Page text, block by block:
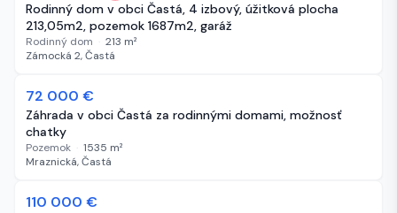
Rodinný dom v obci Častá, 4 izbový, úžitková plocha
213,05m2, pozemok 1687m2, garáž
Rodinný dom · 213 m²
Zámocká 2, Častá
119 dní
-27 000 €
72 000 €
Záhrada v obci Častá za rodinnými domami, možnosť
chatky
Pozemok · 1535 m²
Mraznická, Častá
121 dní
110 000 €